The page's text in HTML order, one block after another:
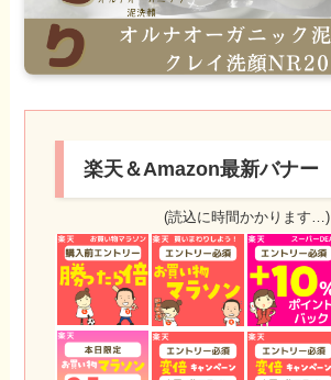
楽天＆Amazon最新バナー
(読込に時間かかります…)